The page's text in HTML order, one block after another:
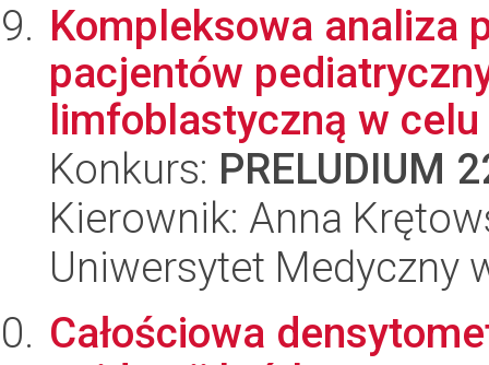
Kompleksowa analiza
pacjentów
limfoblastyczną w
Konkurs: PRELUDIUM
Kierownik: Anna
Uniwersytet Medyczny
Całościowa